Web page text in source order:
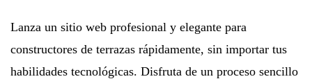
Lanza un sitio web profesional y elegante para
constructores de terrazas rápidamente, sin importar tus
habilidades tecnológicas. Disfruta de un proceso sencillo